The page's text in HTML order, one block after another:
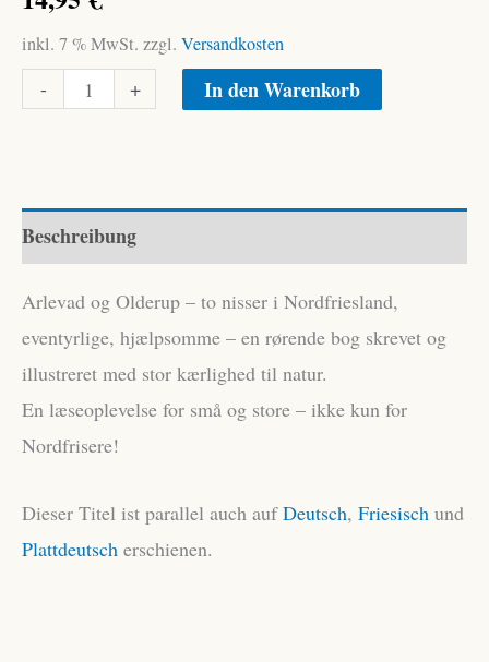
inkl. 7 % MwSt. zzgl. Versandkosten
-
Arlevad
+ In den Warenkorb
Beschreibung
Arlevad og Olderup – to nisser i Nordfriesland,
eventyrlige, hjælpsomme – en rørende bog skrevet og
illustreret med stor kærlighed til natur.
En læseoplevelse for små og store – ikke kun for
Nordfrisere!
Dieser Titel ist parallel auch aufDeutsch, Friesisch und
Plattdeutsch erschienen.